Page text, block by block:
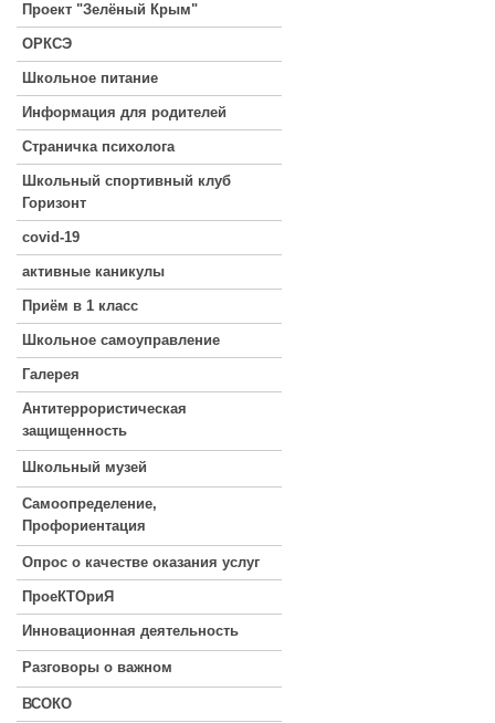
Проект "Зелёный Крым"
ОРКСЭ
Школьное питание
Информация для родителей
Страничка психолога
Школьный спортивный клуб
Горизонт
covid-19
активные каникулы
Приём в 1 класс
Школьное самоуправление
Галерея
Антитеррористическая
защищенность
Школьный музей
Самоопределение,
Профориентация
Опрос о качестве оказания услуг
ПроеКТОриЯ
Инновационная деятельность
Разговоры о важном
ВСОКО